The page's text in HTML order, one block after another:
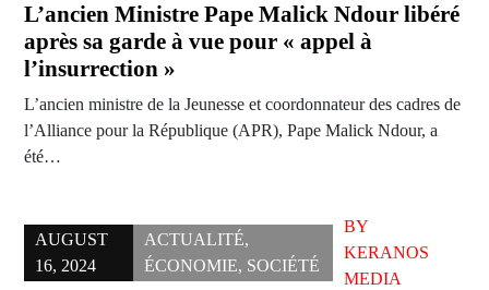
L’ancien Ministre Pape Malick Ndour libéré
après sa garde à vue pour « appel à
l’insurrection »
L’ancien ministre de la Jeunesse et coordonnateur des cadres de
l’Alliance pour la République (APR), Pape Malick Ndour, a
été…
AUGUST
16, 2024
ACTUALITÉ,
ÉCONOMIE, SOCIÉTÉ
BY
KERANOS
MEDIA